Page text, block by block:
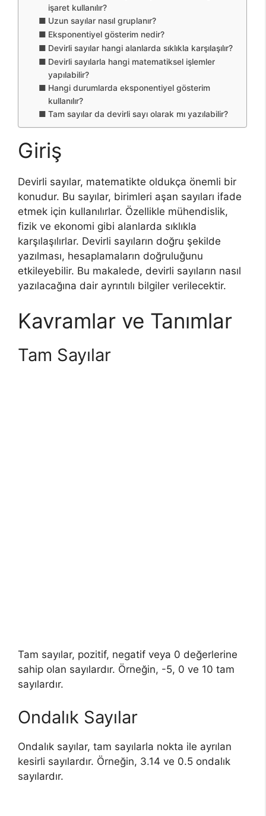
işaret kullanılır?
Uzun sayılar nasıl gruplanır?
Eksponentiyel gösterim nedir?
Devirli sayılar hangi alanlarda sıklıkla karşılaşılır?
Devirli sayılarla hangi matematiksel işlemler
yapılabilir?
Hangi durumlarda eksponentiyel gösterim
kullanılır?
Tam sayılar da devirli sayı olarak mı yazılabilir?
Giriş
Devirli sayılar, matematikte oldukça önemli bir
konudur. Bu sayılar, birimleri aşan sayıları ifade
etmek için kullanılırlar. Özellikle mühendislik,
fizik ve ekonomi gibi alanlarda sıklıkla
karşılaşılırlar. Devirli sayıların doğru şekilde
yazılması, hesaplamaların doğruluğunu
etkileyebilir. Bu makalede, devirli sayıların nasıl
yazılacağına dair ayrıntılı bilgiler verilecektir.
Kavramlar ve Tanımlar
Tam Sayılar
Tam sayılar, pozitif, negatif veya 0 değerlerine
sahip olan sayılardır. Örneğin, -5, 0 ve 10 tam
sayılardır.
Ondalık Sayılar
Ondalık sayılar, tam sayılarla nokta ile ayrılan
kesirli sayılardır. Örneğin, 3.14 ve 0.5 ondalık
sayılardır.